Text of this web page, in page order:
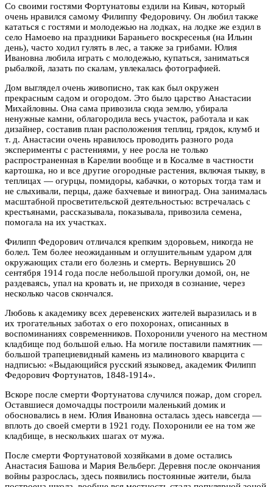
Со своими гостями Фортунатовы ездили на Кивач, который
очень нравился самому Филиппу Федоровичу. Он любил также
кататься с гостями и молодежью на лодках, на лодке же ездил в
село Намоево на праздники Бараньего воскресенья (на Ильин
день), часто ходил гулять в лес, а также за грибами. Юлия
Ивановна любила играть с молодежью, купаться, заниматься
рыбалкой, лазать по скалам, увлекалась фотографией.
Дом выглядел очень живописно, так как был окружен
прекрасным садом и огородом. Это было царство Анастасии
Михайловны. Она сама привозила сюда землю, убирала
ненужные камни, облагородила весь участок, работала и как
дизайнер, составив план расположения теплиц, грядок, клумб и
т. д. Анастасии очень нравилось проводить разного рода
эксперименты с растениями, у нее росла не только
распространенная в Карелии вообще и в Косалме в частности
картошка, но и все другие огородные растения, включая тыкву, в
теплицах — огурцы, помидоры, кабачки, о которых тогда там и
не слыхивали, перцы, даже бахчевые и виноград. Она занималась
масштабной просветительской деятельностью: встречалась с
крестьянами, рассказывала, показывала, привозила семена,
помогала на их участках.
Филипп Федорович отличался крепким здоровьем, никогда не
болел. Тем более неожиданным и оглушительным ударом для
окружающих стали его болезнь и смерть. Вернувшись 20
сентября 1914 года после небольшой прогулки домой, он, не
раздеваясь, упал на кровать и, не приходя в сознание, через
несколько часов скончался.
Любовь к академику всех деревенских жителей выразилась и в
их трогательных заботах о его похоронах, описанных в
воспоминаниях современников. Похоронили ученого на местном
кладбище под большой елью. На могиле поставили памятник —
большой трапециевидный камень из малинового кварцита с
надписью: «Выдающийся русский языковед, академик Филипп
Федорович Фортунатов, 1848-1914».
Вскоре после смерти Фортунатова случился пожар, дом сгорел.
Оставшиеся домочадцы построили маленький домик и
обосновались в нем. Юлия Ивановна осталась здесь навсегда —
вплоть до своей смерти в 1921 году. Похоронили ее на том же
кладбище, в нескольких шагах от мужа.
После смерти Фортунатовой хозяйками в доме остались
Анастасия Башова и Мария Вельберг. Деревня после окончания
войны разрослась, здесь появились постоянные жители, была